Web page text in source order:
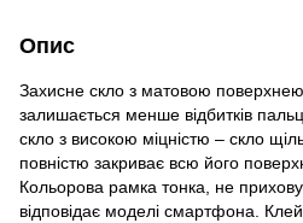
Опис
Захисне скло з матовою поверхнею,
залишається менше відбитків
скло з високою міцністю – скло
повністю закриває всю його
Кольорова рамка тонка, не
відповідає моделі смартфона.